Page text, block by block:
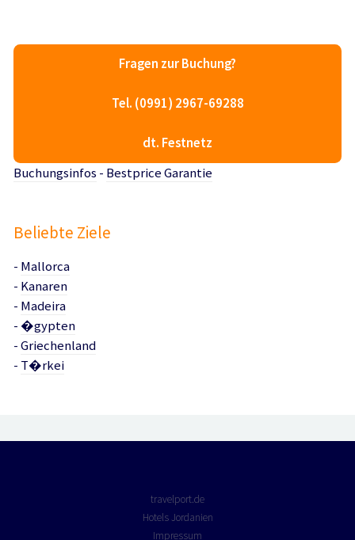
Fragen zur Buchung?
Tel. (0991) 2967-69288
dt. Festnetz
Buchungsinfos - Bestprice Garantie
Beliebte Ziele
- Mallorca
- Kanaren
- Madeira
- �gypten
-Griechenland
- T�rkei
travelport.de
Hotels Jordanien
Impressum